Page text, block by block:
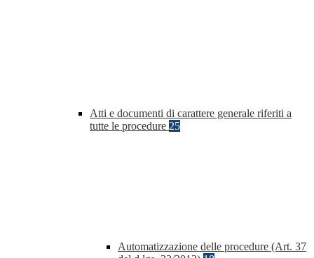
Atti e documenti di carattere generale riferiti a
tutte le procedure 25
Automatizzazione delle procedure (Art. 37